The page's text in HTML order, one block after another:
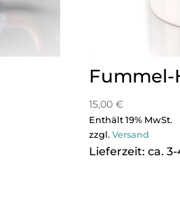
Fummel-
15,00€
Enthält 19% MwSt.
zzgl.Versand
Lieferzeit: ca.